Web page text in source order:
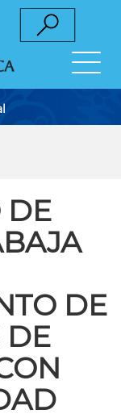
DE
DE
DE